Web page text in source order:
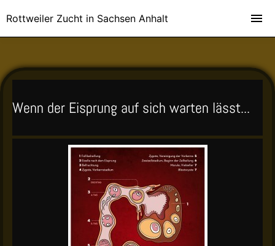
Wenn der Eisprung auf sich warten lässt...
Rottweiler Zucht in Sachsen Anhalt